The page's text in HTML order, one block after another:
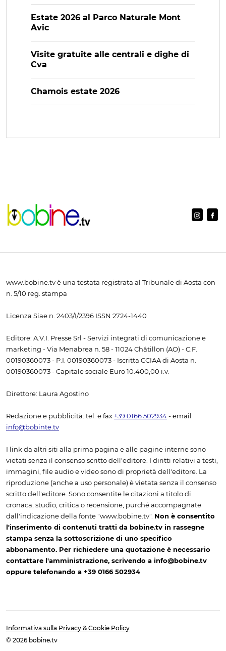
Estate 2026 al Parco Naturale Mont
Avic
Visite gratuite alle centrali e dighe di
Cva
Chamois estate 2026
www.bobine.tv è una testata registrata al Tribunale di Aosta con
n. 5/10 reg. stampa
Licenza Siae n. 2403/I/2396 ISSN 2724-1440
Editore: A.V.I. Presse Srl - Servizi integrati di comunicazione e
marketing - Via Menabrea n. 58 - 11024 Châtillon (AO) - C.F.
00190360073 - P.I. 00190360073 - Iscritta CCIAA di Aosta n.
00190360073 - Capitale sociale Euro 10.400,00 i.v.
Direttore: Laura Agostino
Redazione e pubblicità: tel. e fax +39 0166 502934 - email
info@bobinte.tv
I link da altri siti alla prima pagina e alle pagine interne sono
vietati senza il consenso scritto dell'editore. I diritti relativi a testi,
immagini, file audio e video sono di proprietà dell'editore. La
riproduzione (anche a uso personale) è vietata senza il consenso
scritto dell'editore. Sono consentite le citazioni a titolo di
cronaca, studio, critica o recensione, purché accompagnate
dall'indicazione della fonte "www.bobine.tv". Non è consentito
l'inserimento di contenuti tratti da bobine.tv in rassegne
stampa senza la sottoscrizione di uno specifico
abbonamento. Per richiedere una quotazione è necessario
contattare l'amministrazione, scrivendo a info@bobine.tv
oppure telefonando a +39 0166 502934
Informativa sulla Privacy & Cookie Policy
© 2026 bobine.tv